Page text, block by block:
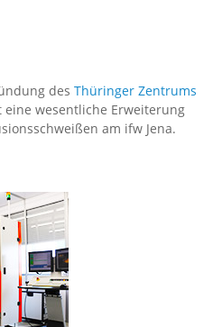
des Thüringer Zentrums
eine wesentliche Erweiterung
am ifw Jena.